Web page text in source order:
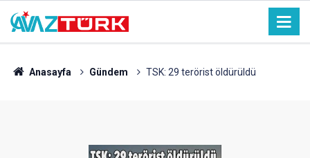
Anasayfa Gündem TSK: 29 terörist öldürüldü